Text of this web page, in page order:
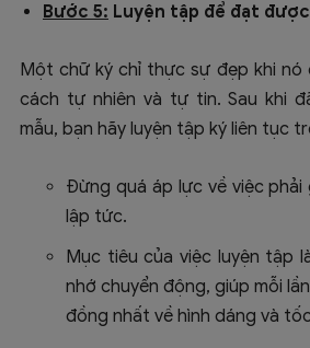
Bước 5: Luyện tập để đạt
Một chữ ký chỉ thực sự đẹp khi
cách tự nhiên và tự tin. Sau khi
mẫu, bạn hãy luyện tập ký liên tục
Đừng quá áp lực về việc
lập tức.
Mục tiêu của việc luyện tập
nhớ chuyển động, giúp mỗi
đồng nhất về hình dáng và